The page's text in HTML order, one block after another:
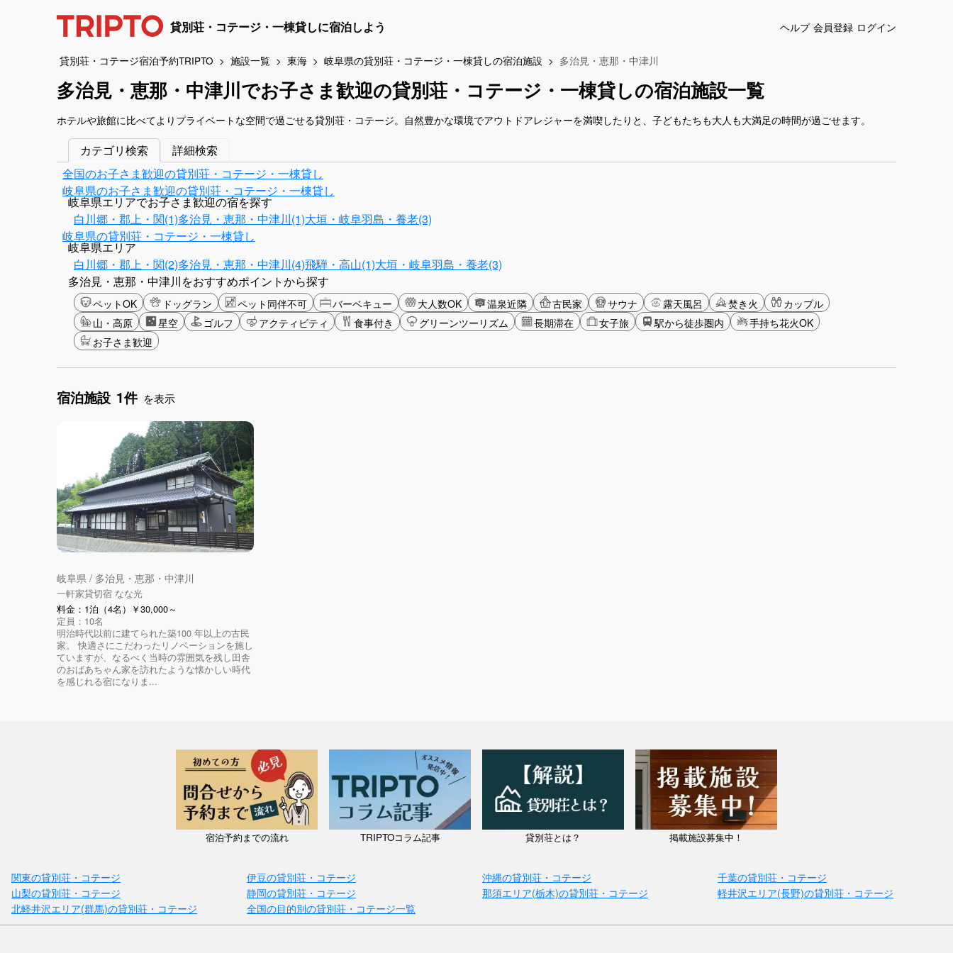
貸別荘・コテージ・一棟貸しに宿泊しよう ヘルプ 会員登録 ログイン
貸別荘・コテージ宿泊予約TRIPTO 施設一覧 東海 岐阜県の貸別荘・コテージ・一棟貸しの宿泊施設 多治見・恵那・中津川
多治見・恵那・中津川でお子さま歓迎の貸別荘・コテージ・一棟貸しの宿泊施設一覧
ホテルや旅館に比べてよりプライベートな空間で過ごせる貸別荘・コテージ。自然豊かな環境でアウトドアレジャーを満喫したりと、子どもたちも大人も大満足の時間が過ごせます。
カテゴリ検索
詳細検索
全国のお子さま歓迎の貸別荘・コテージ・一棟貸し
岐阜県のお子さま歓迎の貸別荘・コテージ・一棟貸し
岐阜県エリアでお子さま歓迎の宿を探す
白川郷・郡上・関(1)多治見・恵那・中津川(1)大垣・岐阜羽島・養老(3)
岐阜県の貸別荘・コテージ・一棟貸し
岐阜県エリア
白川郷・郡上・関(2)多治見・恵那・中津川(4)飛騨・高山(1)大垣・岐阜羽島・養老(3)
多治見・恵那・中津川をおすすめポイントから探す
ペットOK ドッグラン ペット同伴不可 バーベキュー 大人数OK 温泉近隣 古民家 サウナ 露天風呂 焚き火
カップル
山・高原
星空 ゴルフ アクティビティ 食事付き グリーンツーリズム 長期滞在 女子旅 駅から徒歩圏内
手持ち花火OK
お子さま歓迎
宿泊施設 1件 を表示
岐阜県 / 多治見・恵那・中津川
一軒家貸切宿 なな光
料金：1泊（4名）￥30,000～
定員：10名
明治時代以前に建てられた築100 年以上の古⺠
家。 快適さにこだわったリノベーションを施し
ていますが、なるべく当時の雰囲気を残し田舎
のおばあちゃん家を訪れたような懐かしい時代
を感じれる宿になりま...
宿泊予約までの流れ TRIPTOコラム記事 貸別荘とは？ 掲載施設募集中！
関東の貸別荘・コテージ 伊豆の貸別荘・コテージ 沖縄の貸別荘・コテージ
千葉の貸別荘・コテージ
山梨の貸別荘・コテージ
静岡の貸別荘・コテージ 那須エリア(栃木)の貸別荘・コテージ
軽井沢エリア(長野)の貸別荘・コテージ
北軽井沢エリア(群馬)の貸別荘・コテージ
全国の目的別の貸別荘・コテージ一覧